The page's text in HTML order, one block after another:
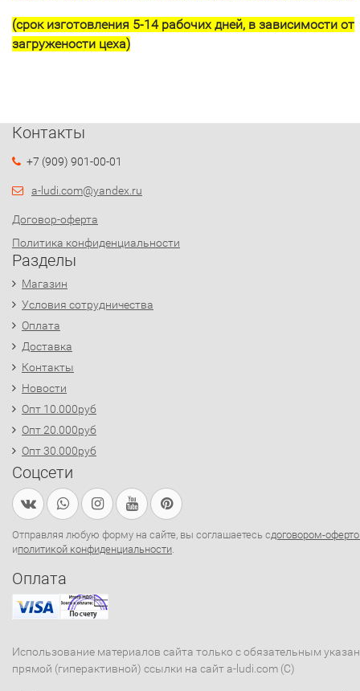
(срок изготовления 5-14 рабочих дней, в зависимости от
загружености цеха)
Контакты
+7 (909) 901-00-01
a-ludi.com@yandex.ru
Договор-оферта
Политика конфиденциальности
Разделы
Магазин
Условия сотрудничества
Оплата
Доставка
Контакты
Новости
Опт 10.000руб
Опт 20.000руб
Опт 30.000руб
Соцсети
Отправляя любую форму на сайте, вы соглашаетесь сдоговором-
иполитикой конфиденциальности.
Оплата
Использование материалов сайта только с обязательным
прямой (гиперактивной) ссылки на сайт a-ludi.com (C)